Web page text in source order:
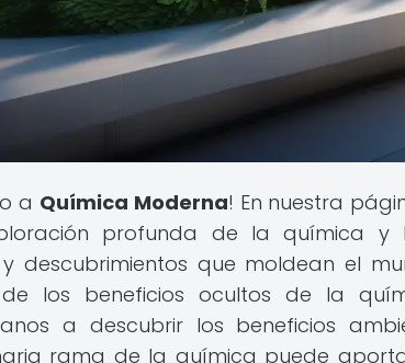
a Química Moderna! En nuestra
profunda de la química y
descubrimientos que moldean el
los beneficios ocultos de la
a descubrir los beneficios
rama de la química puede